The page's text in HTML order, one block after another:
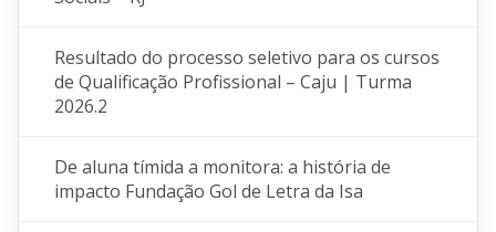
Resultado do processo seletivo para os cursos
de Qualificação Profissional – Caju | Turma
2026.2
De aluna tímida a monitora: a história de
impacto Fundação Gol de Letra da Isa